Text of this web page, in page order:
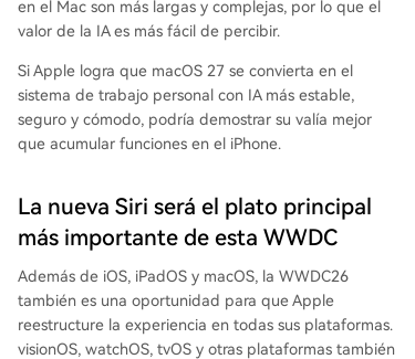
en el Mac son más largas y complejas, por lo que el
valor de la IA es más fácil de percibir.
Si Apple logra que macOS 27 se convierta en el
sistema de trabajo personal con IA más estable,
seguro y cómodo, podría demostrar su valía mejor
que acumular funciones en el iPhone.
La nueva Siri será el plato principal
más importante de esta WWDC
Además de iOS, iPadOS y macOS, la WWDC26
también es una oportunidad para que Apple
reestructure la experiencia en todas sus plataformas.
visionOS, watchOS, tvOS y otras plataformas también